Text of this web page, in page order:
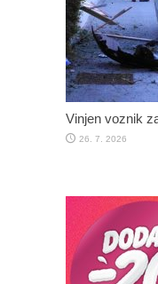
Vinjen voznik
26. 7. 2026